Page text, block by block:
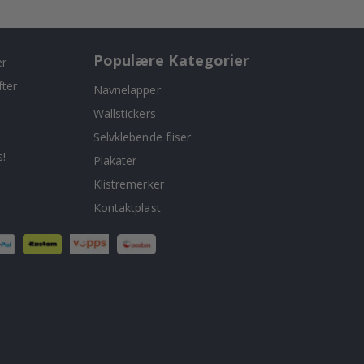
Populære Kategorier
Navnelapper
Wallstickers
Selvklebende fliser
Plakater
Klistremerker
Kontaktplast